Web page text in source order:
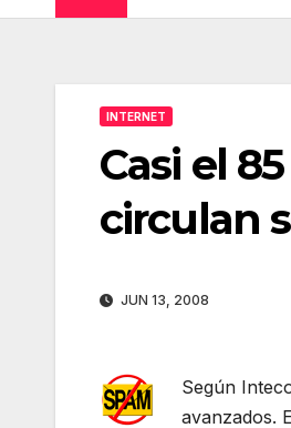
INTERNET
Casi el
circulan
JUN 13, 2008
Según
avanzados.